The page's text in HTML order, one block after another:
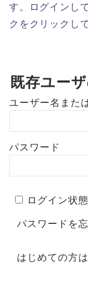
す。ログインし
クをクリックし
既存ユー
ユーザー名また
パスワード
ログイン状
パスワードを
はじめての方